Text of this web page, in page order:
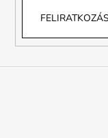
FELIRATKOZÁS